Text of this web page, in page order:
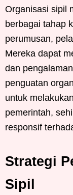
Organisasi sipil
berbagai tahap
perumusan,
Mereka dapat
dan
penguatan
untuk
pemerintah,
responsif
Strategi
Sipil